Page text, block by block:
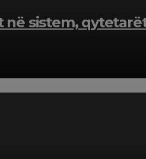
në sistem,